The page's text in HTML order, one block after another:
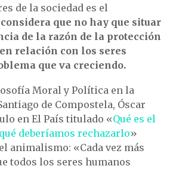
de la sociedad es el
que no hay que situar
de la razón de la protección
relación con los seres
que va creciendo.
Moral y Política en la
de Compostela, Óscar
en El País titulado «Qué es el
deberíamos rechazarlo»
animalismo: «Cada vez más
todos los seres humanos